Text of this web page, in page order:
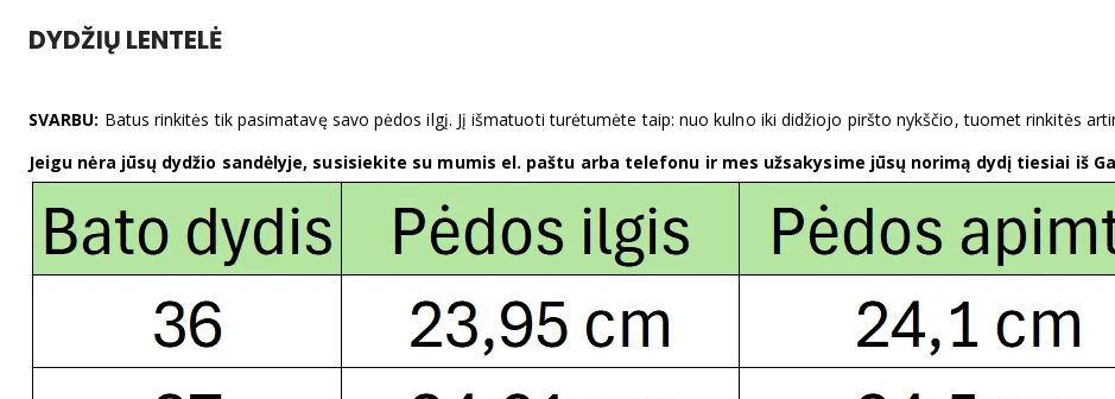
DYDŽIŲ LENTELĖ
SVARBU: Batus rinkitės tik pasimatavę savo pėdos ilgį. Jį išmatuoti turėtumėte taip: nuo kulno iki didžiojo piršto nykščio, tuomet rinkitės
Jeigu nėra jūsų dydžio sandėlyje, susisiekite su mumis el. paštu arba telefonu ir mes užsakysime jūsų norimą dydį tiesiai iš